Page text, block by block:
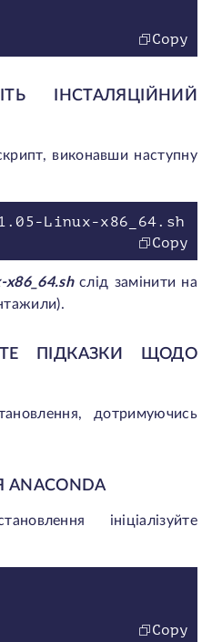
Copy
ІНСТАЛЯЦІЙНИЙ
виконавши наступну
Linux-x86_64.sh
Copy
x86_64.shслід замінити на
ПІДКАЗКИ ЩОДО
дотримуючись
ANACONDA
ініціалізуйте
Copy